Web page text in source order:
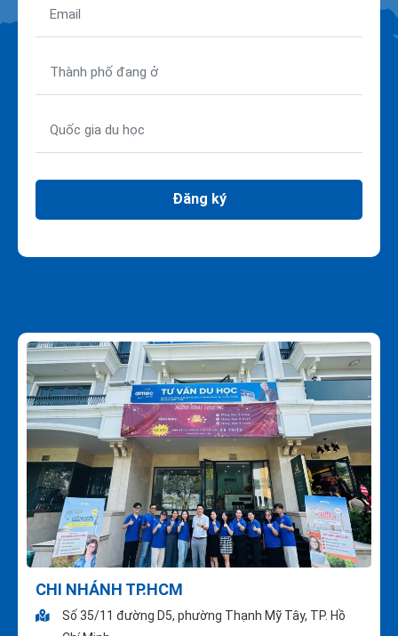
Đăng ký
CHI NHÁNH TP.HCM
Số 35/11 đường D5, phường Thạnh Mỹ Tây, TP. Hồ